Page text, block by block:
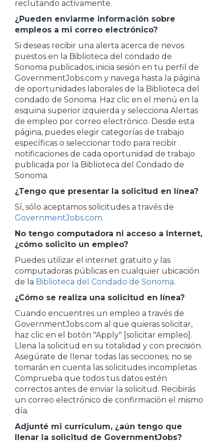
reclutando activamente.
¿Pueden enviarme información sobre
empleos a mi correo electrónico?
Si deseas recibir una alerta acerca de nevos
puestos en la Biblioteca del condado de
Sonoma publicados, inicia sesión en tu perfil de
GovernmentJobs.com y navega hasta la página
de oportunidades laborales de la Biblioteca del
condado de Sonoma. Haz clic en el menú en la
esquina superior izquierda y selecciona Alertas
de empleo por correo electrónico. Desde esta
página, puedes elegir categorías de trabajo
específicas o seleccionar todo para recibir
notificaciones de cada oportunidad de trabajo
publicada por la Biblioteca del Condado de
Sonoma.
¿Tengo que presentar la solicitud en línea?
Sí, sólo aceptamos solicitudes a través de
GovernmentJobs.com.
No tengo computadora ni acceso a Internet,
¿cómo solicito un empleo?
Puedes utilizar el internet gratuito y las
computadoras públicas en cualquier ubicación
de la Biblioteca del Condado de Sonoma.
¿Cómo se realiza una solicitud en línea?
Cuando encuentres un empleo a través de
GovernmentJobs.com al que quieras solicitar,
haz clic en el botón "Apply" [solicitar empleo].
Llena la solicitud en su totalidad y con precisión.
Asegúrate de llenar todas las secciones; no se
tomarán en cuenta las solicitudes incompletas.
Comprueba que todos tus datos estén
correctos antes de enviar la solicitud. Recibirás
un correo electrónico de confirmación el mismo
día.
Adjunté mi currículum, ¿aún tengo que
llenar la solicitud de GovernmentJobs?